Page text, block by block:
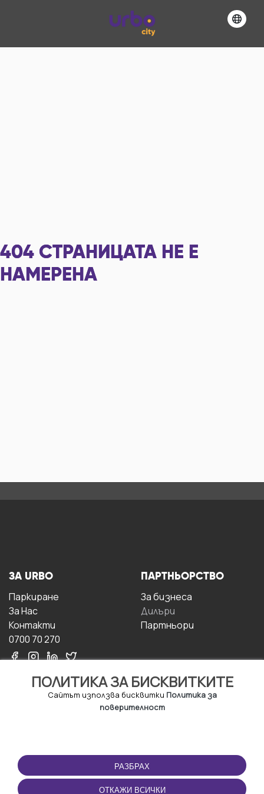
404 СТРАНИЦАТА НЕ Е
НАМЕРЕНА
ПОЛИТИКА ЗА БИСКВИТКИТЕ
Сайтът използва бисквитки Политика за
поверителност
РАЗБРАХ
ОТКАЖИ ВСИЧКИ
ЗА URBO
Паркиране
За Hас
Контакти
0700 70 270
ПАРТНЬОРСТВО
За бизнесa
Дилъри
Партньори
ПОЛЗВАНЕ
Правила и условия за
ползване
ПРИЛОЖЕНИЕТО